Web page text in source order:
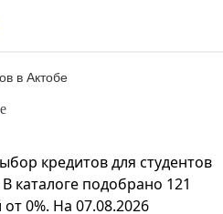
в Актобе
кредитов для студентов
каталоге подобрано 121
0%. На 07.08.2026